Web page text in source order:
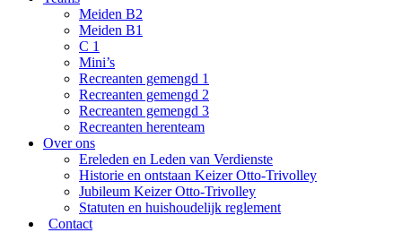
Meiden B2
Meiden B1
C 1
Mini’s
Recreanten gemengd 1
Recreanten gemengd 2
Recreanten gemengd 3
Recreanten herenteam
Over ons
Ereleden en Leden van Verdienste
Historie en ontstaan Keizer Otto-Trivolley
Jubileum Keizer Otto-Trivolley
Statuten en huishoudelijk reglement
Contact